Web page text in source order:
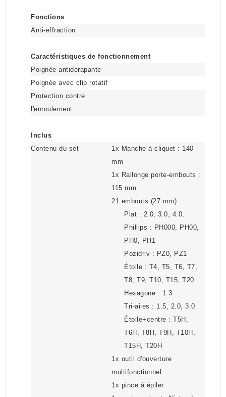
Fonctions
Anti-effraction
Caractéristiques de fonctionnement
Poignée antidérapante
Poignée avec clip rotatif
Protection contre
l'enroulement
Inclus
Contenu du set
1x Manche à cliquet : 140
mm
1x Rallonge porte-embouts :
115 mm
21 embouts (27 mm) :
Plat : 2.0, 3.0, 4.0,
Phillips : PH000, PH00,
PH0, PH1
Pozidriv : PZ0, PZ1
Étoile : T4, T5, T6, T7,
T8, T9, T10, T15, T20
Hexagone : 1.3
Tri-ailes : 1.5, 2.0, 3.0
Étoile+centre : T5H,
T6H, T8H, T9H, T10H,
T15H, T20H
1x outil d'ouverture
multifonctionnel
1x pince à épiler